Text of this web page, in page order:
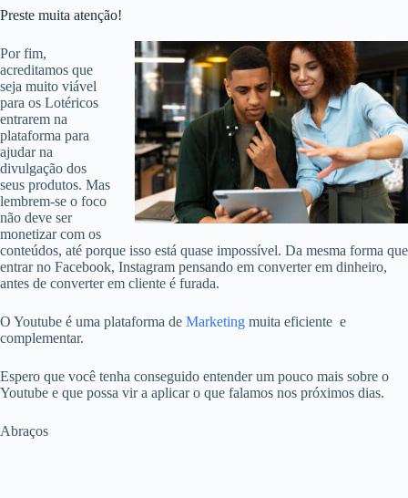
Preste muita atenção!
Por fim,
acreditamos que
seja muito viável
para os Lotéricos
entrarem na
plataforma para
ajudar na
divulgação dos
seus produtos. Mas
lembrem-se o foco
não deve ser
monetizar com os
conteúdos, até porque isso está quase impossível. Da mesma forma que
entrar no Facebook, Instagram pensando em converter em dinheiro,
antes de converter em cliente é furada.
O Youtube é uma plataforma de Marketing muita eficiente e
complementar.
Espero que você tenha conseguido entender um pouco mais sobre o
Youtube e que possa vir a aplicar o que falamos nos próximos dias.
Abraços